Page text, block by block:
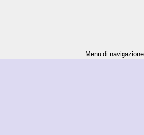
Menu di navigazione